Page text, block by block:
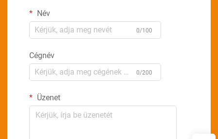
Név
0/100
Cégnév
0/200
Üzenet